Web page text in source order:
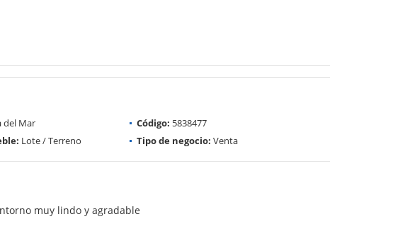
del Mar Código: 5838477
Lote / Terreno Tipo de negocio: Venta
muy lindo y agradable